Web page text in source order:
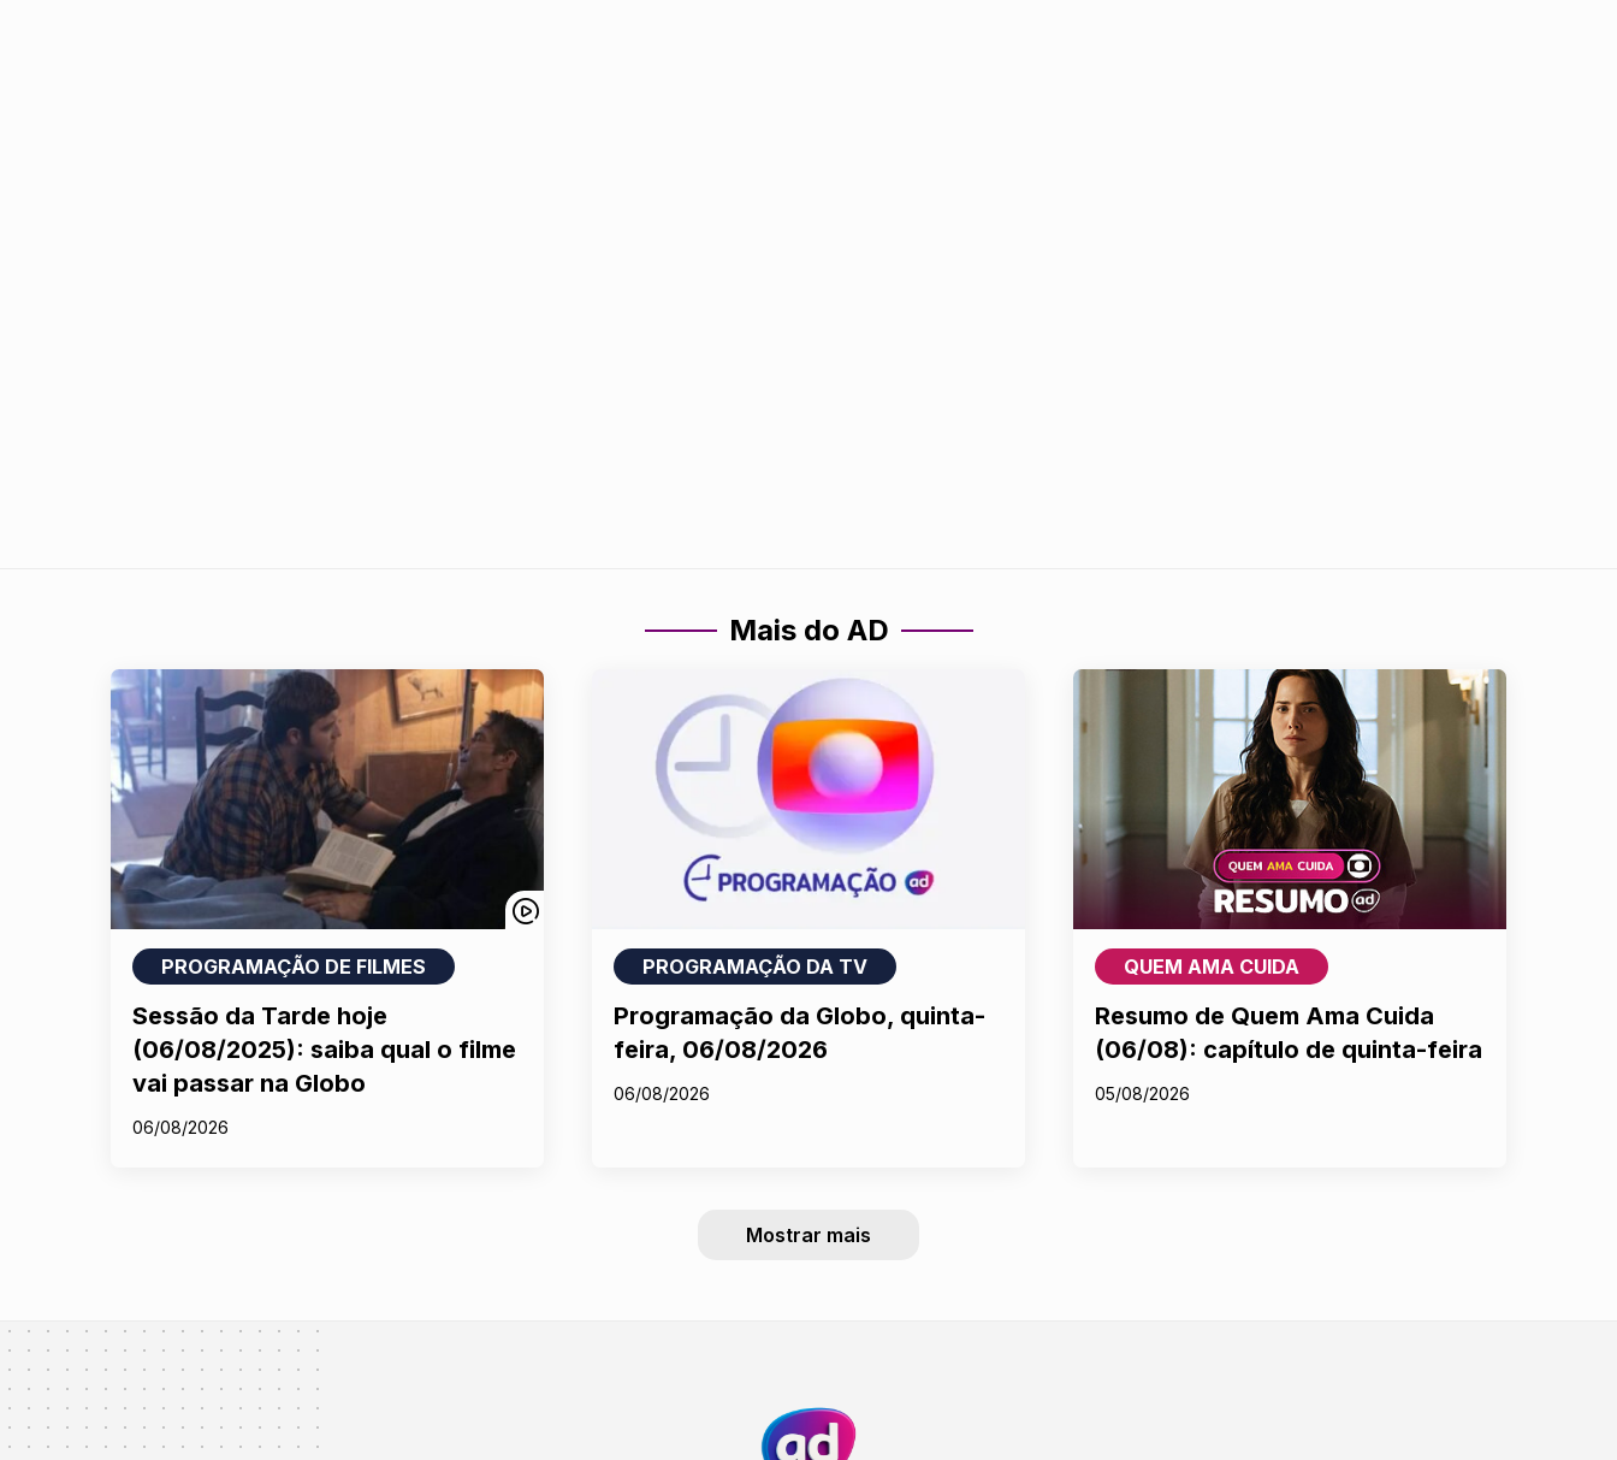
Mais do AD
PROGRAMAÇÃO DE FILMES
Sessão da Tarde hoje
(06/08/2025): saiba qual o filme
vai passar na Globo
06/08/2026
PROGRAMAÇÃO DA TV
Programação da Globo, quinta-
feira, 06/08/2026
06/08/2026
QUEM AMA CUIDA
Resumo de Quem Ama Cuida
(06/08): capítulo de quinta-feira
05/08/2026
Mostrar mais